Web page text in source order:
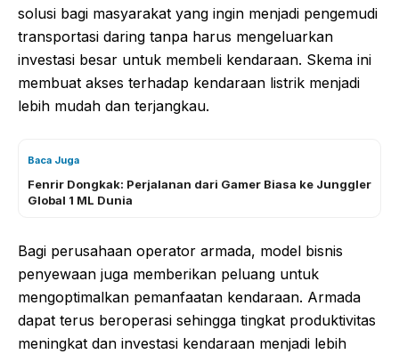
solusi bagi masyarakat yang ingin menjadi pengemudi
transportasi daring tanpa harus mengeluarkan
investasi besar untuk membeli kendaraan. Skema ini
membuat akses terhadap kendaraan listrik menjadi
lebih mudah dan terjangkau.
Baca Juga
Fenrir Dongkak: Perjalanan dari Gamer Biasa ke Junggler
Global 1 ML Dunia
Bagi perusahaan operator armada, model bisnis
penyewaan juga memberikan peluang untuk
mengoptimalkan pemanfaatan kendaraan. Armada
dapat terus beroperasi sehingga tingkat produktivitas
meningkat dan investasi kendaraan menjadi lebih